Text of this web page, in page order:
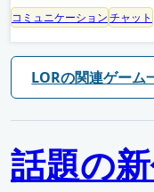
コミュニケーションチャット
LORの関連ゲーム
話題の